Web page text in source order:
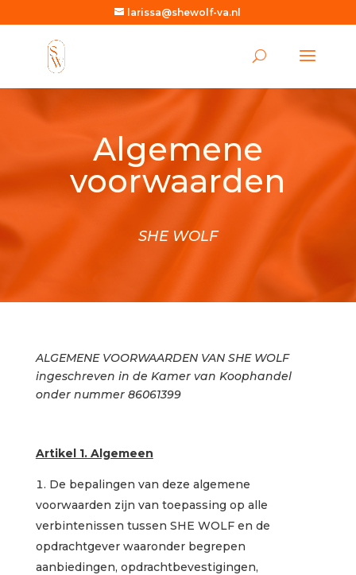
larissa@shewolf-va.nl
Algemene
voorwaarden
SHE WOLF
ALGEMENE VOORWAARDEN VAN SHE WOLF
ingeschreven in de Kamer van Koophandel
onder nummer 86061399
Artikel 1. Algemeen
De bepalingen van deze algemene
voorwaarden zijn van toepassing op alle
verbintenissen tussen SHE WOLF en de
opdrachtgever waaronder begrepen
aanbiedingen, opdrachtbevestigingen,